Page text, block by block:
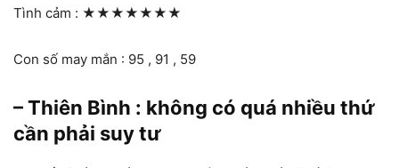
Tình cảm : ★★★★★★★
Con số may mắn : 95 , 91 , 59
– Thiên Bình : không có quá nhiều thứ
cần phải suy tư